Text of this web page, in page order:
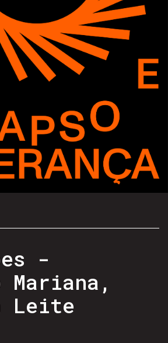
-
Mariana,
Leite